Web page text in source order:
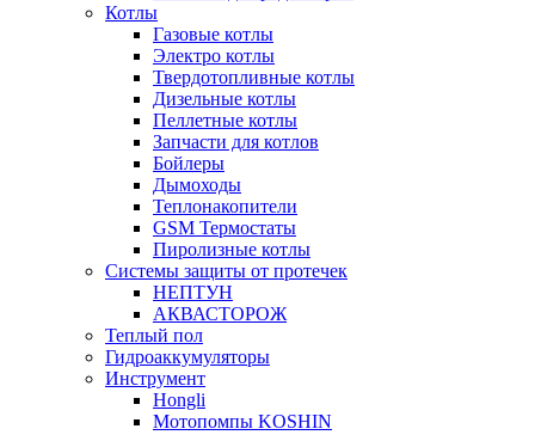
Котлы
Газовые котлы
Электро котлы
Твердотопливные котлы
Дизельные котлы
Пеллетные котлы
Запчасти для котлов
Бойлеры
Дымоходы
Теплонакопители
GSM Термостаты
Пиролизные котлы
Системы защиты от протечек
НЕПТУН
АКВАСТОРОЖ
Теплый пол
Гидроаккумуляторы
Инструмент
Hongli
Мотопомпы KOSHIN